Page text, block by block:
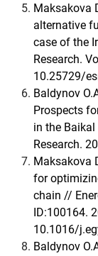
5. Maksakova
alternative
case of the
Research.
10.25729/
6. Baldynov
Prospects
in the
Research.
7. Maksakova
for
chain //
ID:100164.
10.1016/
8. Baldynov